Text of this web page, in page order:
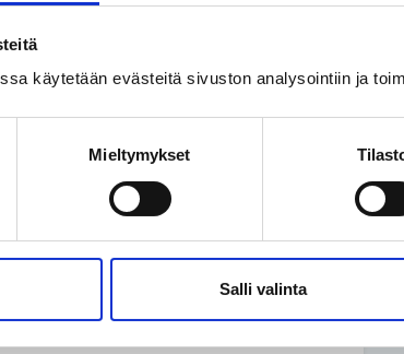
käytetään evästeitä sivuston analysointiin ja
Mieltymykset
Salli valinta
ja vasemman käden peukalo,
minulla on käytössäni
ihmiset onnellisiksi.
luottaa. Jos rohkeammin pyytäisimme